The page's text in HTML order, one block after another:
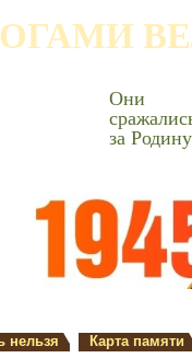
Они
за Родину
нельзя Карта памяти